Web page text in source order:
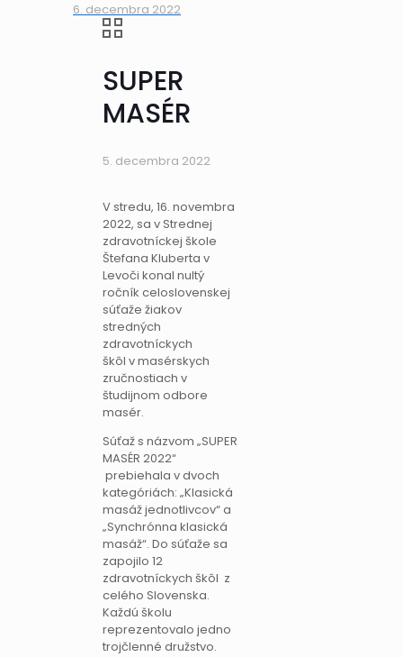
6. decembra 2022
SUPER
MASÉR
5. decembra 2022
V stredu, 16. novembra
2022, sa v Strednej
zdravotníckej škole
Štefana Kluberta v
Levoči konal nultý
ročník celoslovenskej
súťaže žiakov
stredných
zdravotníckych
škôl v masérskych
zručnostiach v
študijnom odbore
masér.
Súťaž s názvom „SUPER
MASÉR 2022“
prebiehala v dvoch
kategóriách: „Klasická
masáž jednotlivcov“ a
„Synchrónna klasická
masáž“. Do súťaže sa
zapojilo 12
zdravotníckych škôl z
celého Slovenska.
Každú školu
reprezentovalo jedno
trojčlenné družstvo.